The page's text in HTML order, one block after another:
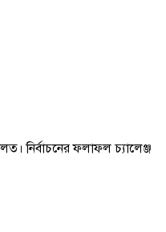
নির্বাচনের ফলাফল চ্যালেঞ্জ